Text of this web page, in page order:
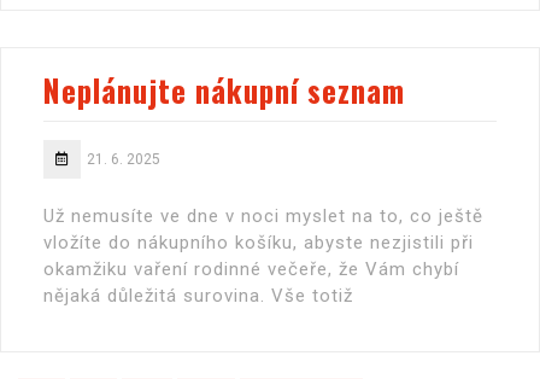
Neplánujte nákupní seznam
21. 6. 2025
Už nemusíte ve dne v noci myslet na to, co ještě
vložíte do nákupního košíku, abyste nezjistili při
okamžiku vaření rodinné večeře, že Vám chybí
nějaká důležitá surovina. Vše totiž